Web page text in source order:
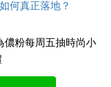
何真正落地？
儂粉每周五抽時尚小